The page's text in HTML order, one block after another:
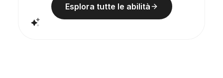
inchiostro, verde grigiastro, toni pietra o caldi a
bassa saturazione, e quando opportuno
aggiunge un piccolo segno caldo. Il titolo resta di
Esplora tutte le abilità